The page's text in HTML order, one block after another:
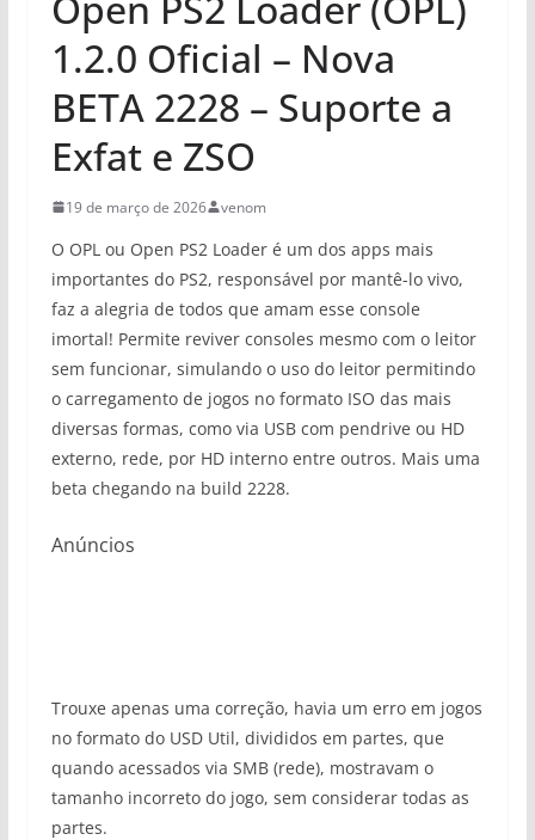
1.2.0 Oficial – Nova
BETA 2228 – Suporte a
Exfat e ZSO
19 de março de 2026 venom
O OPL ou Open PS2 Loader é um dos apps mais
importantes do PS2, responsável por mantê-lo vivo,
faz a alegria de todos que amam esse console
imortal! Permite reviver consoles mesmo com o leitor
sem funcionar, simulando o uso do leitor permitindo
o carregamento de jogos no formato ISO das mais
diversas formas, como via USB com pendrive ou HD
externo, rede, por HD interno entre outros. Mais uma
beta chegando na build 2228.
Anúncios
Trouxe apenas uma correção, havia um erro em jogos
no formato do USD Util, divididos em partes, que
quando acessados via SMB (rede), mostravam o
tamanho incorreto do jogo, sem considerar todas as
partes.